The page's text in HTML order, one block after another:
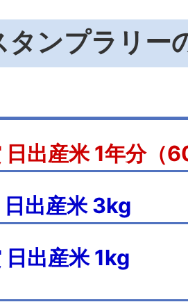
タンプラリー
産米 1年分（
日出産米
日出産米 1kg